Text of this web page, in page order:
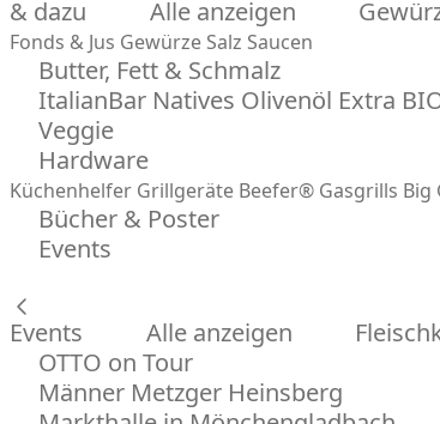
& dazu Alle anzeigen
Fonds & Jus Gewürze Salz Saucen
Butter, Fett & Schmalz
ItalianBar Natives Olivenöl Extra
Veggie
Hardware
Küchenhelfer Grillgeräte Beefer® Gasgrills Big
Bücher & Poster
Events
Events Alle anzeigen
OTTO on Tour
Männer Metzger Heinsberg